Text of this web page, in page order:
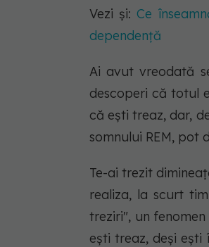
Vezi și:Ce
dependență
Ai avut vreodată
descoperi că totul
că ești treaz, dar,
somnului REM, pot
Te-ai trezit
realiza, la scurt
treziri", un
ești treaz, deși ești